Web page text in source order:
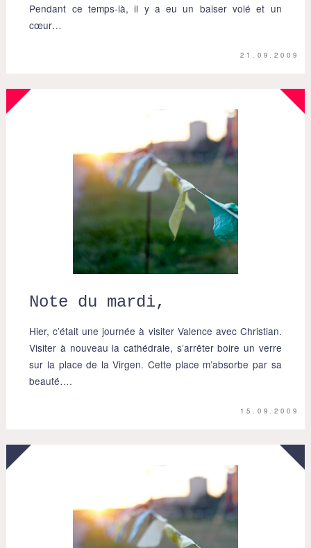
Pendant ce temps-là, il y a eu un baiser volé et un
cœur…
21.09.2009
Note du mardi,
Hier, c’était une journée à visiter Valence avec Christian.
Visiter à nouveau la cathédrale, s’arrêter boire un verre
sur la place de la Virgen. Cette place m’absorbe par sa
beauté….
15.09.2009